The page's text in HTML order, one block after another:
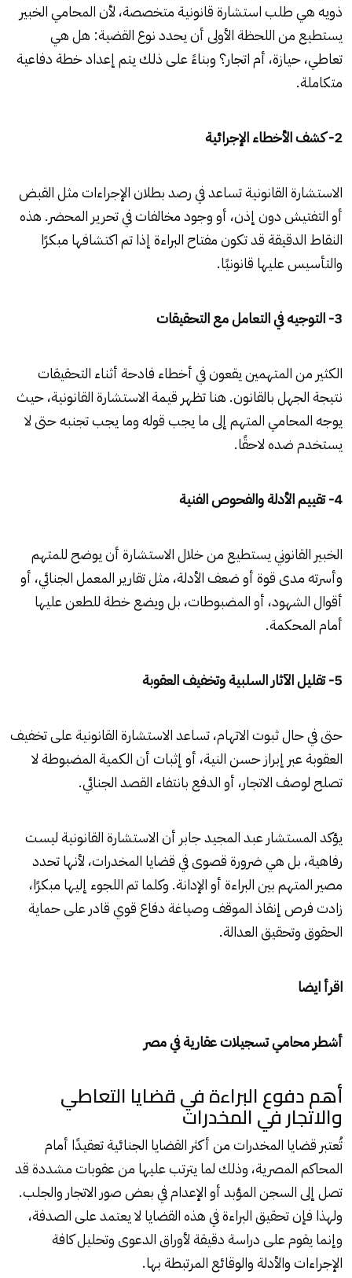
ذويه هي طلب استشارة قانونية متخصصة، لأن المحامي الخبير
يستطيع من اللحظة الأولى أن يحدد نوع القضية: هل هي
تعاطي، حيازة، أم اتجار؟ وبناءً على ذلك يتم إعداد خطة دفاعية
متكاملة.
2- كشف الأخطاء الإجرائية
الاستشارة القانونية تساعد في رصد بطلان الإجراءات مثل القبض
أو التفتيش دون إذن، أو وجود مخالفات في تحرير المحضر. هذه
النقاط الدقيقة قد تكون مفتاح البراءة إذا تم اكتشافها مبكرًا
والتأسيس عليها قانونيًا.
3- التوجيه في التعامل مع التحقيقات
الكثير من المتهمين يقعون في أخطاء فادحة أثناء التحقيقات
نتيجة الجهل بالقانون. هنا تظهر قيمة الاستشارة القانونية، حيث
يوجه المحامي المتهم إلى ما يجب قوله وما يجب تجنبه حتى لا
يستخدم ضده لاحقًا.
4- تقييم الأدلة والفحوص الفنية
الخبير القانوني يستطيع من خلال الاستشارة أن يوضح للمتهم
وأسرته مدى قوة أو ضعف الأدلة، مثل تقارير المعمل الجنائي، أو
أقوال الشهود، أو المضبوطات، بل ويضع خطة للطعن عليها
أمام المحكمة.
5- تقليل الآثار السلبية وتخفيف العقوبة
حتى في حال ثبوت الاتهام، تساعد الاستشارة القانونية على تخفيف
العقوبة عبر إبراز حسن النية، أو إثبات أن الكمية المضبوطة لا
تصلح لوصف الاتجار، أو الدفع بانتفاء القصد الجنائي.
يؤكد المستشار عبد المجيد جابر أن الاستشارة القانونية ليست
رفاهية، بل هي ضرورة قصوى في قضايا المخدرات، لأنها تحدد
مصير المتهم بين البراءة أو الإدانة. وكلما تم اللجوء إليها مبكرًا،
زادت فرص إنقاذ الموقف وصياغة دفاع قوي قادر على حماية
الحقوق وتحقيق العدالة.
اقرأ ايضا
أشطر محامي تسجيلات عقارية في مصر
أهم دفوع البراءة في قضايا التعاطي
والاتجار في المخدرات
تُعتبر قضايا المخدرات من أكثر القضايا الجنائية تعقيدًا أمام
المحاكم المصرية، وذلك لما يترتب عليها من عقوبات مشددة قد
تصل إلى السجن المؤبد أو الإعدام في بعض صور الاتجار والجلب.
ولهذا فإن تحقيق البراءة في هذه القضايا لا يعتمد على الصدفة،
وإنما يقوم على دراسة دقيقة لأوراق الدعوى وتحليل كافة
الإجراءات والأدلة والوقائع المرتبطة بها.